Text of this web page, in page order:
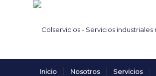
Inicio Nosotros Servicios